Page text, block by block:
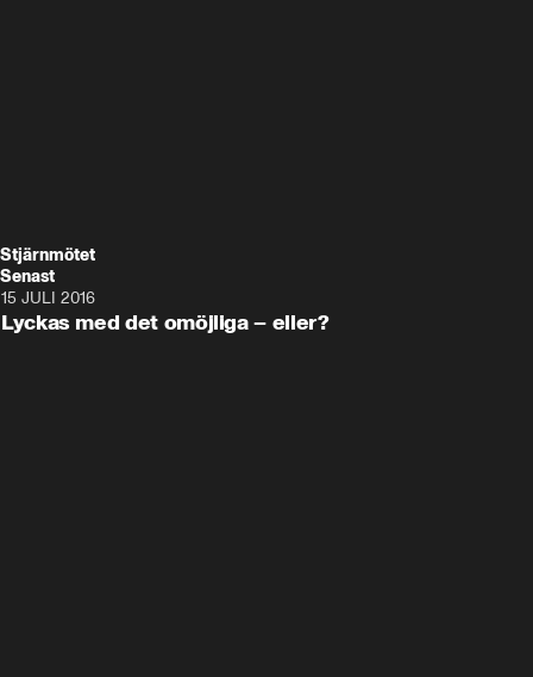
Stjärnmötet
Senast
15 JULI 2016
Lyckas med det omöjliga – eller?